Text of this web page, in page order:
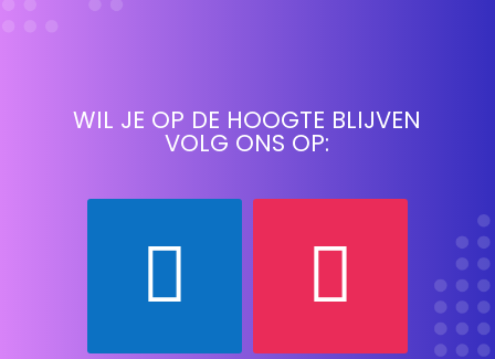
WIL JE OP DE HOOGTE BLIJVEN
VOLG ONS OP: